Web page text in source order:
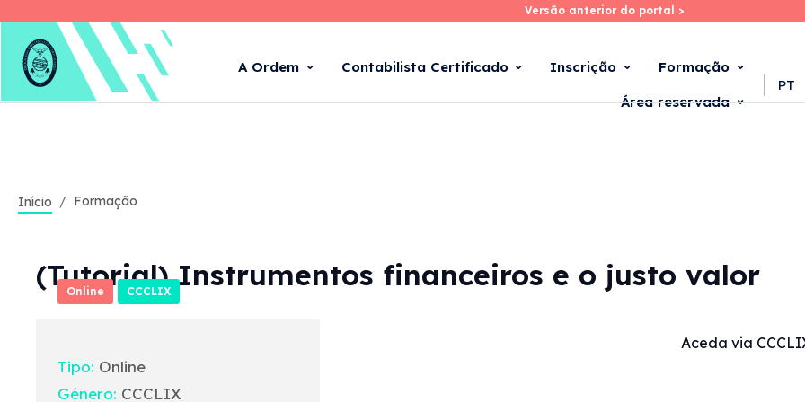
Skip
main
Versão anterior do portal >
Versão anterior do portal >
A Ordem Contabilista Certificado Inscrição Formação
Área reservada
PT
Início Formação
Online CCCLIX
(Tutorial) Instrumentos financeiros e o justo valor
Tipo: Online
Género: CCCLIX
Aceda via